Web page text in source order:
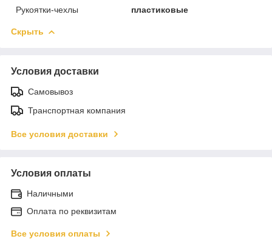
Рукоятки-чехлы пластиковые
Скрыть
Условия доставки
Самовывоз
Транспортная компания
Все условия доставки
Условия оплаты
Наличными
Оплата по реквизитам
Все условия оплаты